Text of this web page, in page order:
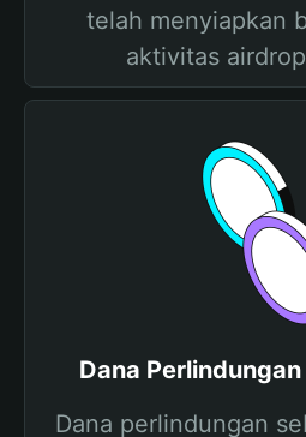
telah menyiapkan
aktivitas
Dana
Dana perlindungan